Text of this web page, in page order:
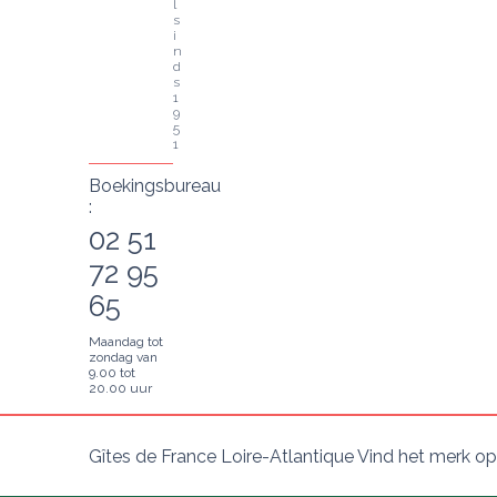
l
s
i
n
d
s
1
9
5
1
Boekingsbureau
:
02 51
72 95
65
Maandag tot
zondag van
9.00 tot
20.00 uur
Gîtes de France Loire-Atlantique Vind het merk